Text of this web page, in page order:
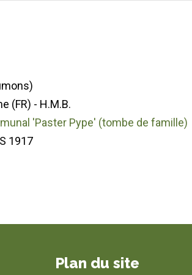
(FR) - H.M.B.
'Paster Pype' (tombe de famille)
1917
Plan du site